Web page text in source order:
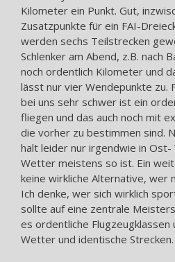
Kilometer ein Punkt. Gut,
Zusatzpunkte für ein FAI-
werden sechs Teilstrecken
Schlenker am Abend, z.B. nach
noch ordentlich Kilometer und
lässt nur vier Wendepunkte zu.
bei uns sehr schwer ist ein
fliegen und das auch noch mit
die vorher zu bestimmen sind.
halt leider nur irgendwie in
Wetter meistens so ist. Ein
keine wirkliche Alternative, wer
Ich denke, wer sich wirklich
sollte auf eine zentrale
es ordentliche
Wetter und identische Strecken.